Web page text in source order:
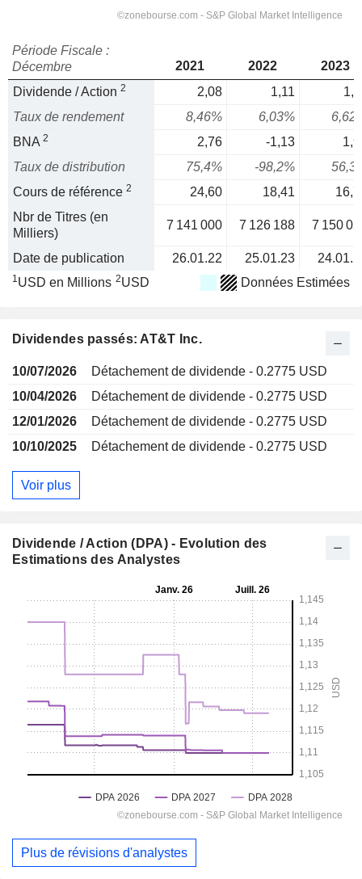
Période Fiscale :
Décembre
2021 2022
2023
Dividende / Action 2 2,08 1,11
Taux de rendement
8,46% 6,03%
BNA 2 2,76 -1,13
Taux de distribution
75,4% -98,2%
Cours de référence 2 24,60 18,41
Nbr de Titres (en
Milliers)
7 141 000 7 126 188 7 150
Date de publication 26.01.22 25.01.23
1USD en Millions 2USD Données Estimées
Dividendes passés: AT&T Inc.
10/07/2026
Détachement de dividende - 0.2775 USD
10/04/2026
Détachement de dividende - 0.2775 USD
12/01/2026
Détachement de dividende - 0.2775 USD
10/10/2025
Détachement de dividende - 0.2775 USD
Voir plus
Dividende / Action (DPA) - Evolution des
Estimations des Analystes
Plus de révisions d'analystes